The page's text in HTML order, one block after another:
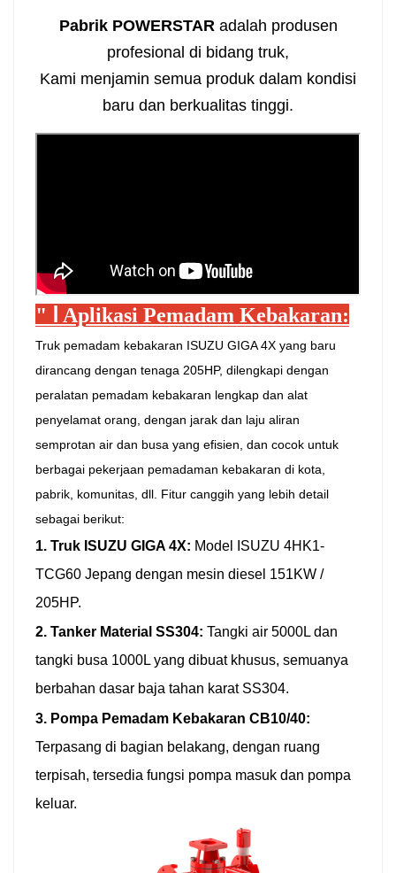
Pabrik POWERSTAR adalah produsen
profesional di bidang truk,
Kami menjamin semua produk dalam kondisi
baru dan berkualitas tinggi.
" Aplikasi Pemadam Kebakaran:
Truk pemadam kebakaran ISUZU GIGA 4X yang baru
dirancang dengan tenaga 205HP, dilengkapi dengan
peralatan pemadam kebakaran lengkap dan alat
penyelamat orang, dengan jarak dan laju aliran
semprotan air dan busa yang efisien, dan cocok untuk
berbagai pekerjaan pemadaman kebakaran di kota,
pabrik, komunitas, dll. Fitur canggih yang lebih detail
sebagai berikut:
1. Truk ISUZU GIGA 4X: Model ISUZU 4HK1-
TCG60 Jepang dengan mesin diesel 151KW /
205HP.
2. Tanker Material SS304: Tangki air 5000L dan
tangki busa 1000L yang dibuat khusus, semuanya
berbahan dasar baja tahan karat SS304.
3. Pompa Pemadam Kebakaran CB10/40:
Terpasang di bagian belakang, dengan ruang
terpisah, tersedia fungsi pompa masuk dan pompa
keluar.